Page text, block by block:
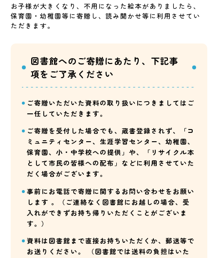
お子様が大きくなり、不用になった絵本がありましたら、
保育園・幼稚園等に寄贈し、読み聞かせ等に利用させてい
ただきます。
図書館へのご寄贈にあたり、下記事
項をご了承ください
ご寄贈いただいた資料の取り扱いにつきましてはご
一任していただきます。
ご寄贈を受付した場合でも、蔵書登録されず、「コ
ミュニティセンター、生涯学習センター、幼稚園、
保育園、小・中学校への提供」や、「リサイクル本
として市民の皆様への配布」などに利用させていた
だく場合がございます。
事前にお電話で寄贈に関するお問い合わせをお願い
します 。（ご連絡なく図書館にお越しの場合、受
入れができずお持ち帰りいただくことがございま
す。）
資料は図書館まで直接お持ちいただくか、郵送等で
お送りください。 （図書館では送料の負担はいた